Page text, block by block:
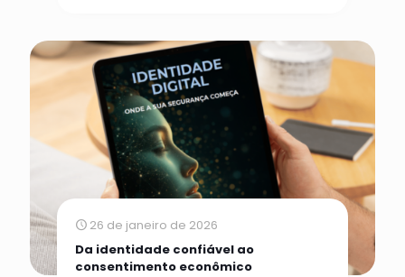
26 de janeiro de 2026
Da identidade confiável ao
consentimento econômico